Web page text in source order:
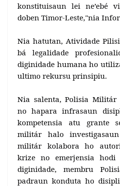
konstituisaun lei ne’ebé
doben Timor-Leste,"nia
Nia hatutan, Atividade
bá legalidade
diginidade humana ho
ultimo rekursu prinsipiu.
Nia salenta, Polisia Militár
no hapara infrasaun
kompetensia atu grante
militár halo
militár kolabora ho
krize no emerjensia
diginidade, membru
padraun konduta ho